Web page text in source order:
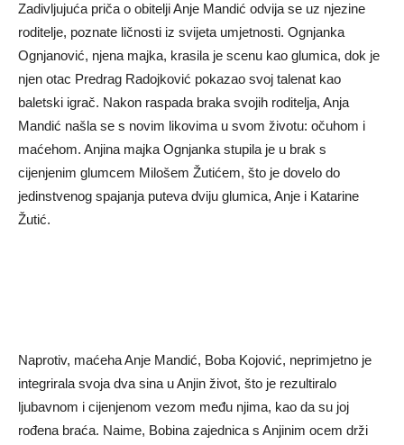
Zadivljujuća priča o obitelji Anje Mandić odvija se uz njezine
roditelje, poznate ličnosti iz svijeta umjetnosti. Ognjanka
Ognjanović, njena majka, krasila je scenu kao glumica, dok je
njen otac Predrag Radojković pokazao svoj talenat kao
baletski igrač. Nakon raspada braka svojih roditelja, Anja
Mandić našla se s novim likovima u svom životu: očuhom i
maćehom. Anjina majka Ognjanka stupila je u brak s
cijenjenim glumcem Milošem Žutićem, što je dovelo do
jedinstvenog spajanja puteva dviju glumica, Anje i Katarine
Žutić.
Naprotiv, maćeha Anje Mandić, Boba Kojović, neprimjetno je
integrirala svoja dva sina u Anjin život, što je rezultiralo
ljubavnom i cijenjenom vezom među njima, kao da su joj
rođena braća. Naime, Bobina zajednica s Anjinim ocem drži